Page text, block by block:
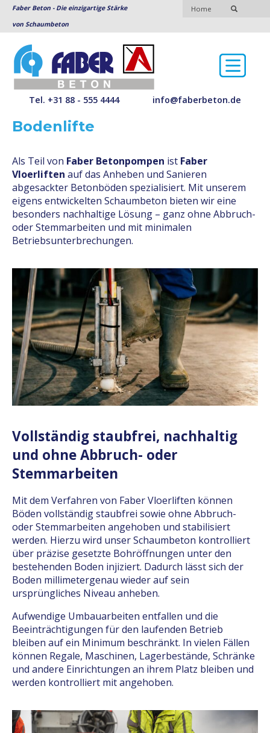
Faber Beton - Die einzigartige Stärke
von Schaumbeton
Home
Tel. +31 88 - 555 4444 info@faberbeton.de
Bodenlifte
Als Teil von Faber Betonpompen ist Faber
Vloerliften auf das Anheben und Sanieren
abgesackter Betonböden spezialisiert. Mit unserem
eigens entwickelten Schaumbeton bieten wir eine
besonders nachhaltige Lösung – ganz ohne Abbruch-
oder Stemmarbeiten und mit minimalen
Betriebsunterbrechungen.
Vollständig staubfrei, nachhaltig
und ohne Abbruch- oder
Stemmarbeiten
Mit dem Verfahren von Faber Vloerliften können
Böden vollständig staubfrei sowie ohne Abbruch-
oder Stemmarbeiten angehoben und stabilisiert
werden. Hierzu wird unser Schaumbeton kontrolliert
über präzise gesetzte Bohröffnungen unter den
bestehenden Boden injiziert. Dadurch lässt sich der
Boden millimetergenau wieder auf sein
ursprüngliches Niveau anheben.
Aufwendige Umbauarbeiten entfallen und die
Beeinträchtigungen für den laufenden Betrieb
bleiben auf ein Minimum beschränkt. In vielen Fällen
können Regale, Maschinen, Lagerbestände, Schränke
und andere Einrichtungen an ihrem Platz bleiben und
werden kontrolliert mit angehoben.